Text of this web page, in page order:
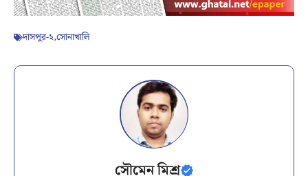
দাসপুর-২,সোনাখালি
সৌমেন মিশ্র